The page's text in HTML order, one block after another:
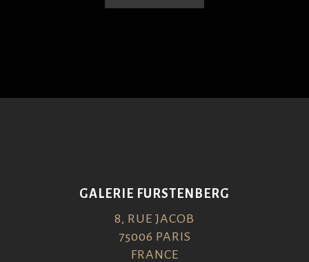
GALERIE FURSTENBERG
8, RUE JACOB
75006 PARIS
FRANCE